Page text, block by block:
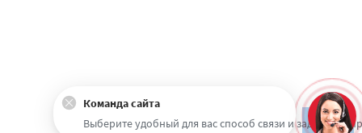
Наверх
Команда сайта
Выберите удобный для вас способ связи и задайте